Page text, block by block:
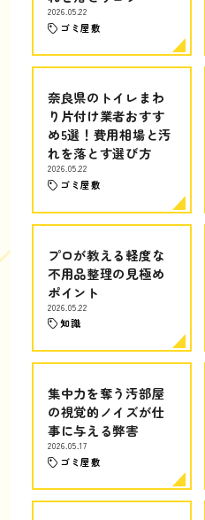
2026.05.22
ゴミ屋敷
奈良県のトイレまわ
り片付け業者おすす
め5選！費用相場と汚
れを落とす選び方
2026.05.22
ゴミ屋敷
プロが教える軽度な
不用品整理の見極め
ポイント
2026.05.22
知識
集中力を奪う汚部屋
の視覚的ノイズが仕
事に与える弊害
2026.05.17
ゴミ屋敷